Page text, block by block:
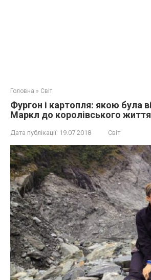
Головна » Світ
Фургон і картопля: якою була
Маркл до королівського життя
Дата публікації: 19.07.2018 Світ